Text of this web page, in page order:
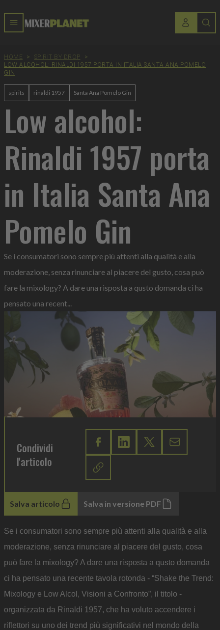
HOME > SPIRIT BY DROP
>
LOW ALCOHOL: RINALDI 1957 PORTA IN ITALIA SANTA ANA POMELO
GIN
spirits rinaldi 1957 Santa Ana Pomelo Gin
Low alcohol:
Rinaldi 1957 porta
in Italia Santa Ana
Pomelo Gin
Se i consumatori sono sempre più attenti alla qualità e alla
moderazione, senza rinunciare al piacere del gusto, cosa può
fare la mixology? A dare una risposta a qusto domanda ci ha
pensato una recent...
Condividi
l'articolo
Salva articolo Salva in versione PDF
Se i consumatori sono sempre più attenti alla qualità e alla
moderazione, senza rinunciare al piacere del gusto, cosa
può fare la mixology? A dare una risposta a qusto domanda
ci ha pensato una recente tavola rotonda - “Shake the Trend:
Mixology e Low Alcol, Visioni a Confronto”, il titolo -
organizzata da Rinaldi 1957, che ha voluto accendere i
riflettori su uno dei trend più significativi nel mondo della